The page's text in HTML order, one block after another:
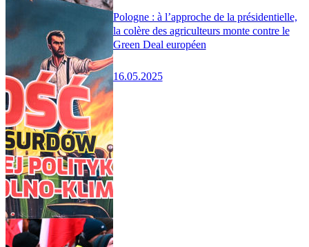
Pologne : à l’approche de la présidentielle,
la colère des agriculteurs monte contre le
Green Deal européen
16.05.2025